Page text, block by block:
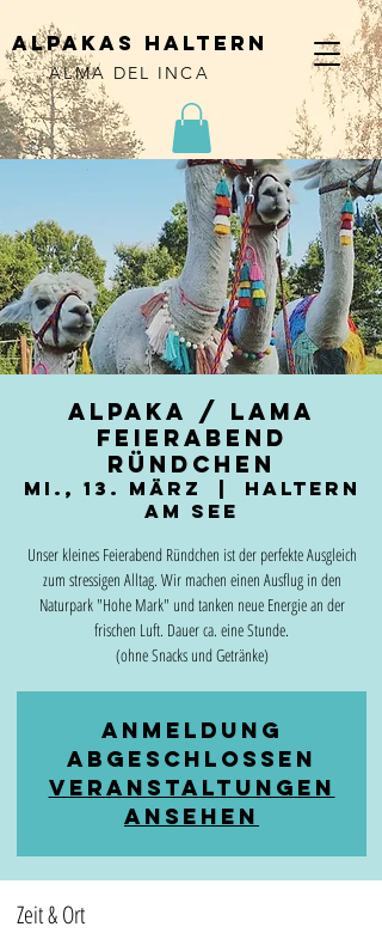
alpakas haltern
ALMA DEL INCA
Alpaka / Lama
Feierabend
Ründchen
Mi., 13. März
  |
Haltern
am See
Unser kleines Feierabend Ründchen ist der perfekte Ausgleich
zum stressigen Alltag. Wir machen einen Ausflug in den
Naturpark "Hohe Mark" und tanken neue Energie an der
frischen Luft. Dauer ca. eine Stunde.
(ohne Snacks und Getränke)
Anmeldung
abgeschlossen
Veranstaltungen
ansehen
Zeit & Ort